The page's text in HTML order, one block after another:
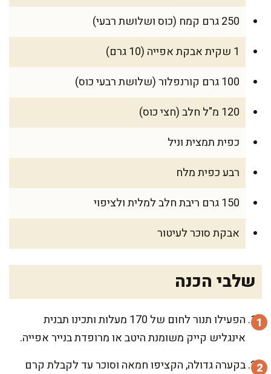
250 גרם קמח (כוס ושלושת רבעי)
1 שקית אבקת אפייה (10 גרם)
100 גרם קורנפלור (שלושת רבעי כוס)
120 מ"ל חלב (חצי כוס)
כפית תמצית וניל
רבע כפית מלח
150 גרם ריבת חלב למלית ולציפוי
אבקת סוכר לעיטור
שלבי הכנה
הפעילו תנור לחום של 170 מעלות ותכינו תבנית
אינגליש קייק משומנת היטב או מרופדת בנייר אפייה.
בקערה גדולה, הקציפו חמאה וסוכר עד לקבלת קרם